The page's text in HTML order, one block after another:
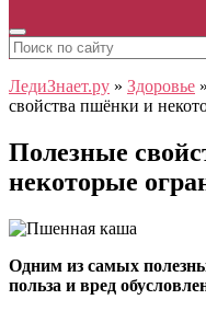
ЛедиЗнает.ру » Здоровье »
свойства пшёнки и
Полезные
некоторые
Одним из самых
польза и вред